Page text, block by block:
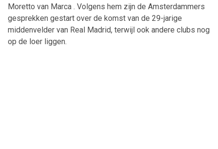
Moretto van Marca . Volgens hem zijn de Amsterdammers
gesprekken gestart over de komst van de 29-jarige
middenvelder van Real Madrid, terwijl ook andere clubs nog
op de loer liggen.